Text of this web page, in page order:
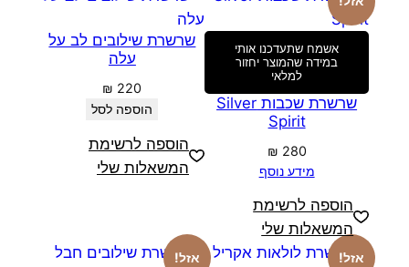
אשמח שתעדכנו אותי
במידה שהמוצר יחזור
למלאי
שרשרת שכבות Silver
Spirit
₪ 280
מידע נוסף
הוספה לרשימת
המשאלות שלי
שרשרת שילובים לב על
עלה
₪ 220
הוספה לסל
הוספה לרשימת
המשאלות שלי
אזל! אזל!